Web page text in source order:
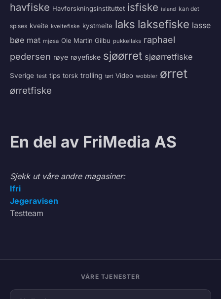
havfiske Havforskningsinstituttet isfiske island kan det
spises kveite kveitefiske kystmeite laks laksefiske lasse
bøe mat mjøsa Ole Martin Gilbu pukkellaks raphael
pedersen røye røyefiske sjøørret sjøørretfiske
Sverige test tips torsk trolling tørt Video wobbler ørret
ørretfiske
En del av FriMedia AS
Sjekk ut våre andre magasiner:
Ifri
Jegeravisen
Testteam
VÅRE TJENESTER